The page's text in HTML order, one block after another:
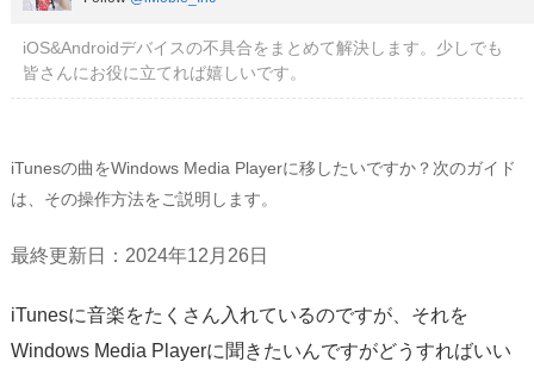
ソリューション
ダウンロード
サポート
言語選択
iOS&Androidデバイスの不具合をまとめて解決します。少しでも
皆さんにお役に立てれば嬉しいです。
iTunesの曲をWindows Media Playerに移したいですか？次のガイド
は、その操作方法をご説明します。
最終更新日：2024年12月26日
iTunesに音楽をたくさん入れているのですが、それを
Windows Media Playerに聞きたいんですがどうすればいい